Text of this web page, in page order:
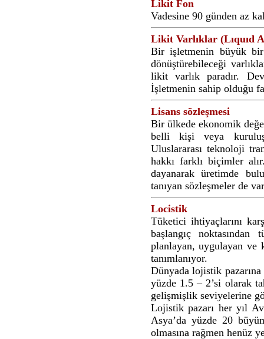
Likit Fon
Vadesine 90 günden az
Likit Varlıklar (Lıquıd
Bir işletmenin büyük bir
dönüştürebileceği
likit varlık paradır.
İşletmenin sahip olduğu
Lisans sözleşmesi
Bir ülkede ekonomik
belli kişi veya
Uluslararası teknoloji
hakkı farklı biçimler
dayanarak üretimde
tanıyan sözleşmeler de
Locistik
Tüketici ihtiyaçlarını
başlangıç
planlayan, uygulayan ve
tanımlanıyor.
Dünyada lojistik
yüzde 1.5 – 2’si olarak
gelişmişlik seviyelerine
Lojistik pazarı her yıl
Asya’da yüzde 20
olmasına rağmen henüz